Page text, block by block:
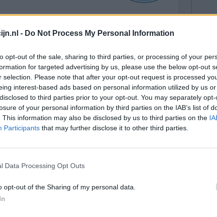
- Do Not Process My Personal Information
opt-out of the sale, sharing to third parties, or processing of your
for targeted advertising by us, please use the below opt-out
selection. Please note that after your opt-out request is processed
interest-based ads based on personal information utilized by us
to third parties prior to your opt-out. You may separately
of your personal information by third parties on the IAB’s list of
This information may also be disclosed by us to third parties on the
Participants that may further disclose it to other third parties.
Data Processing Opt Outs
opt-out of the Sharing of my personal data.
maar
het
voor ik weer iets kan zien. Duurt ts de 5 en
0 reacties
1 jaar